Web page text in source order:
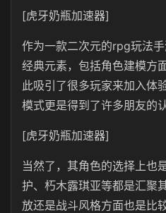
[虎牙奶瓶加速器]
作为一款二次元的rpg玩法
经典元素，包括角色建模方
此吸引了很多玩家来加入体
模式更是得到了许多朋友的
[虎牙奶瓶加速器]
当然了，其角色的选择上也
护、朽木露琪亚等都是汇聚
放还是战斗风格方面也是比